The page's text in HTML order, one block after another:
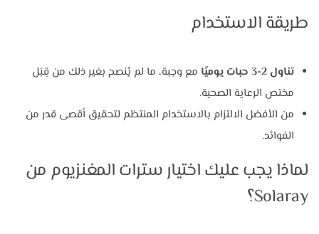
طريقة الاستخدام
تناول 2-3 حبات يوميًا
مع وجبة، ما لم يُنصح بغير ذلك من قِبَل
مختص الرعاية الصحية.
من الأفضل الالتزام بالاستخدام المنتظم لتحقيق أقصى قدر من
الفوائد.
لماذا يجب عليك اختيار سترات المغنزيوم من
Solaray؟